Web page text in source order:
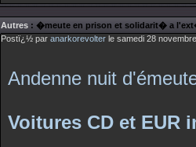
Autres : �meute en prison et solidarit� a
Postï¿½ par anarkorevolter le samedi 28
Andenne nuit
Voitures CD et EUR